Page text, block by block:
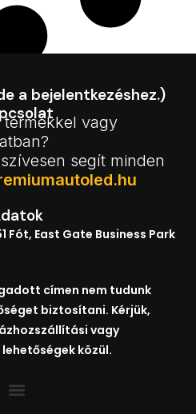
Fót, East Gate Business Park
címen nem tudunk
biztosítani. Kérjük,
vagy
közül.
a bejelentkezéshez.)
termékkel vagy
segít minden